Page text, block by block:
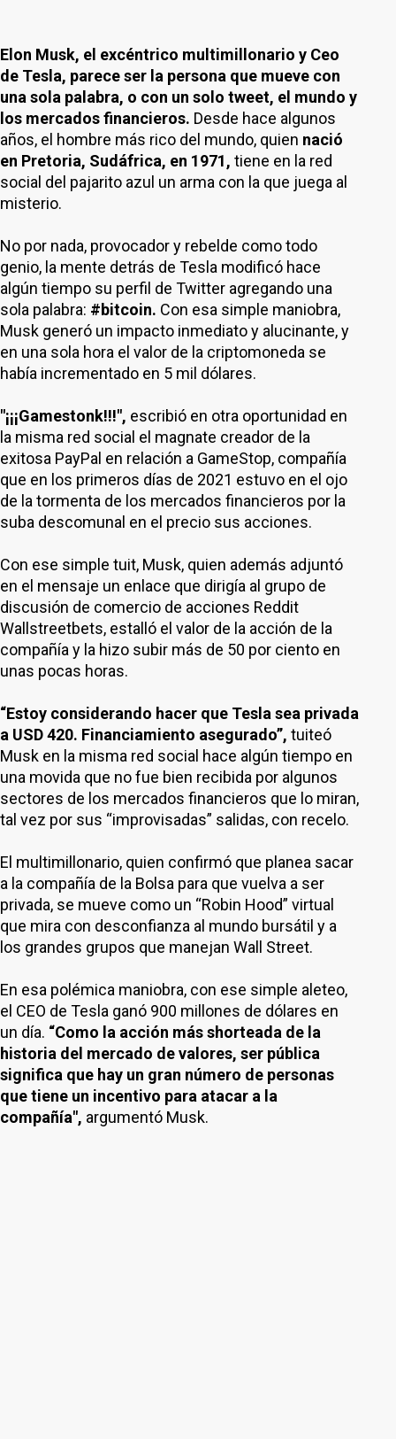
Elon Musk, el excéntrico multimillonario y Ceo
de Tesla, parece ser la persona que mueve con
una sola palabra, o con un solo tweet, el mundo y
los mercados financieros. Desde hace algunos
años, el hombre más rico del mundo, quien nació
en Pretoria, Sudáfrica, en 1971, tiene en la red
social del pajarito azul un arma con la que juega al
misterio.
No por nada, provocador y rebelde como todo
genio, la mente detrás de Tesla modificó hace
algún tiempo su perfil de Twitter agregando una
sola palabra: #bitcoin. Con esa simple maniobra,
Musk generó un impacto inmediato y alucinante, y
en una sola hora el valor de la criptomoneda se
había incrementado en 5 mil dólares.
"¡¡¡Gamestonk!!!", escribió en otra oportunidad en
la misma red social el magnate creador de la
exitosa PayPal en relación a GameStop, compañía
que en los primeros días de 2021 estuvo en el ojo
de la tormenta de los mercados financieros por la
suba descomunal en el precio sus acciones.
Con ese simple tuit, Musk, quien además adjuntó
en el mensaje un enlace que dirigía al grupo de
discusión de comercio de acciones Reddit
Wallstreetbets, estalló el valor de la acción de la
compañía y la hizo subir más de 50 por ciento en
unas pocas horas.
“Estoy considerando hacer que Tesla sea privada
a USD 420. Financiamiento asegurado”, tuiteó
Musk en la misma red social hace algún tiempo en
una movida que no fue bien recibida por algunos
sectores de los mercados financieros que lo miran,
tal vez por sus “improvisadas” salidas, con recelo.
El multimillonario, quien confirmó que planea sacar
a la compañía de la Bolsa para que vuelva a ser
privada, se mueve como un “Robin Hood” virtual
que mira con desconfianza al mundo bursátil y a
los grandes grupos que manejan Wall Street.
En esa polémica maniobra, con ese simple aleteo,
el CEO de Tesla ganó 900 millones de dólares en
un día. “Como la acción más shorteada de la
historia del mercado de valores, ser pública
significa que hay un gran número de personas
que tiene un incentivo para atacar a la
compañía", argumentó Musk.